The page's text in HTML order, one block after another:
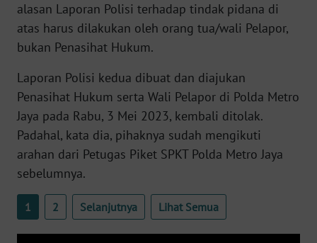
alasan Laporan Polisi terhadap tindak pidana di
atas harus dilakukan oleh orang tua/wali Pelapor,
bukan Penasihat Hukum.
Laporan Polisi kedua dibuat dan diajukan
Penasihat Hukum serta Wali Pelapor di Polda Metro
Jaya pada Rabu, 3 Mei 2023, kembali ditolak.
Padahal, kata dia, pihaknya sudah mengikuti
arahan dari Petugas Piket SPKT Polda Metro Jaya
sebelumnya.
1 2 Selanjutnya Lihat Semua
WN
PAPUA
BARAT
WN
RIAU
WN
SERAMBI
WN
JAMBI